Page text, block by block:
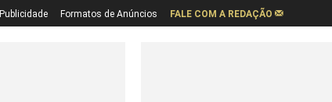
Publicidade Formatos de Anúncios FALE COM A REDAÇÃO